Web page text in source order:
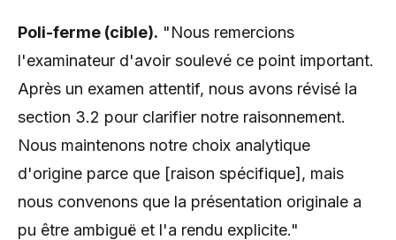
Poli-ferme (cible). "Nous remercions
l'examinateur d'avoir soulevé ce point important.
Après un examen attentif, nous avons révisé la
section 3.2 pour clarifier notre raisonnement.
Nous maintenons notre choix analytique
d'origine parce que [raison spécifique], mais
nous convenons que la présentation originale a
pu être ambiguë et l'a rendu explicite."